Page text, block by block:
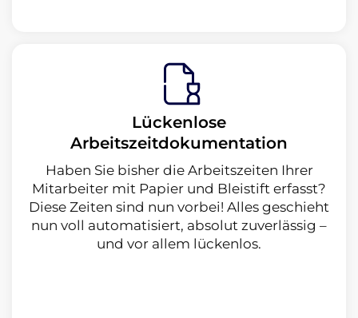
Lückenlose
Arbeitszeitdokumentation
Haben Sie bisher die Arbeitszeiten Ihrer
Mitarbeiter mit Papier und Bleistift er­fasst?
Diese Zeiten sind nun vorbei! Alles geschieht
nun voll automatisiert, ab­solut zuverlässig –
und vor allem lückenlos.